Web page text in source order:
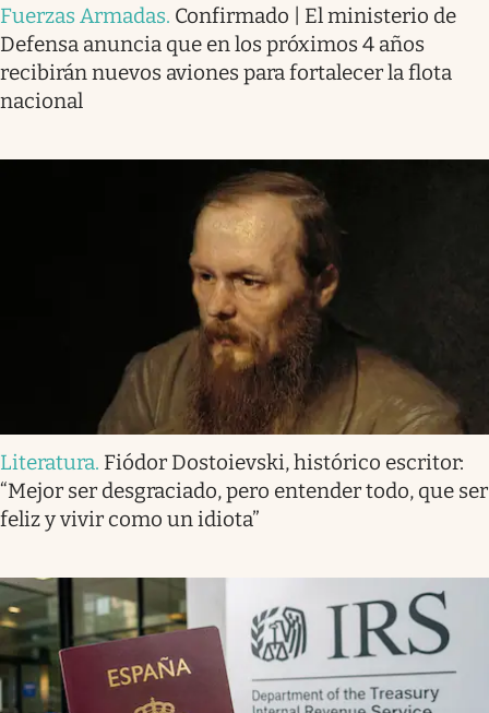
Fuerzas Armadas. Confirmado | El ministerio de
Defensa anuncia que en los próximos 4 años
recibirán nuevos aviones para fortalecer la flota
nacional
Literatura. Fiódor Dostoievski, histórico escritor:
“Mejor ser desgraciado, pero entender todo, que ser
feliz y vivir como un idiota”